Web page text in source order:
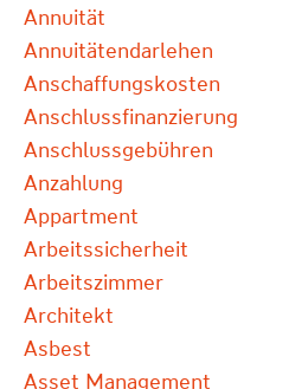
Annuität
Annuitätendarlehen
Anschaffungskosten
Anschlussfinanzierung
Anschlussgebühren
Anzahlung
Appartment
Arbeitssicherheit
Arbeitszimmer
Architekt
Asbest
Asset Management